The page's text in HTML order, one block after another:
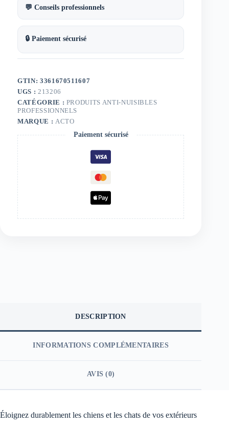
💬 Conseils professionnels
🔒 Paiement sécurisé
GTIN: 3361670511607
UGS : 213206
CATÉGORIE : PRODUITS ANTI-NUISIBLES
PROFESSIONNELS
MARQUE : ACTO
Paiement sécurisé
DESCRIPTION
INFORMATIONS COMPLÉMENTAIRES
AVIS (0)
Éloignez durablement les chiens et les chats de vos extérieurs